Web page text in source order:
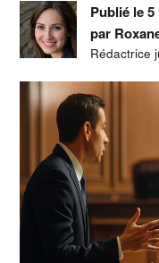
Publié le
par
Rédactrice